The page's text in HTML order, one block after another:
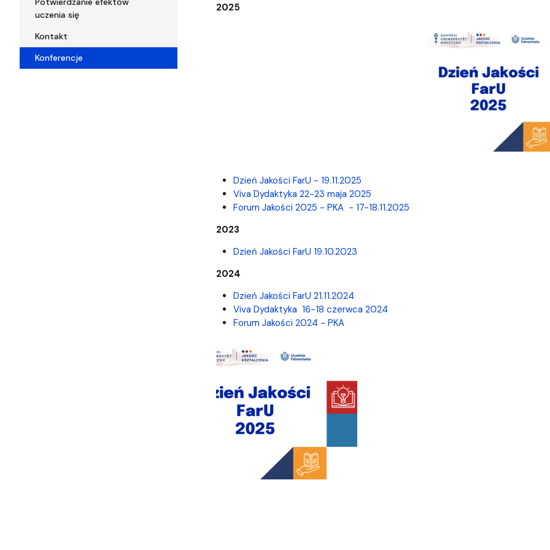
uczenia się
Kontakt
Konferencje
2025
Dzień Jakości FarU - 19.11.2025
Viva Dydaktyka 22-23 maja 2025
Forum Jakości 2025 - PKA - 17-18.11.2025
2023
Dzień Jakości FarU 19.10.2023
2024
Dzień Jakości FarU 21.11.2024
Viva Dydaktyka 16-18 czerwca 2024
Forum Jakości 2024 - PKA